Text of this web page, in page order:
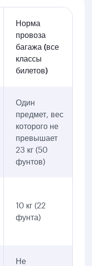
Норма
провоза
багажа (все
классы
билетов)
Один
предмет, вес
которого не
превышает
23 кг (50
фунтов)
10 кг (22
фунта)
Не